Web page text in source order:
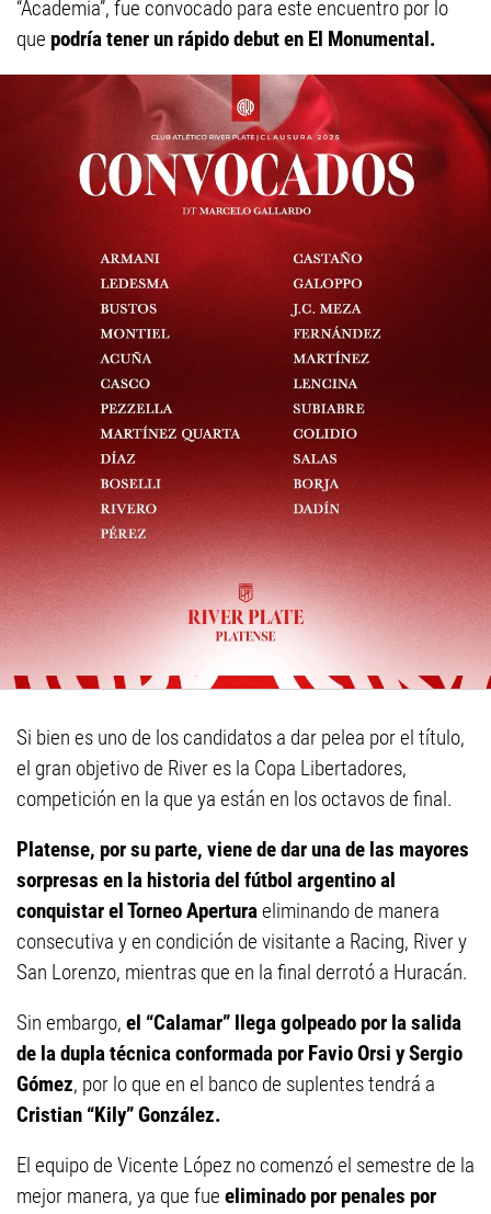
“Academia”, fue convocado para este encuentro por lo
que podría tener un rápido debut en El Monumental.
Si bien es uno de los candidatos a dar pelea por el título,
el gran objetivo de River es la Copa Libertadores,
competición en la que ya están en los octavos de final.
Platense, por su parte, viene de dar una de las mayores
sorpresas en la historia del fútbol argentino al
conquistar el Torneo Aperturaeliminando de manera
consecutiva y en condición de visitante a Racing, River y
San Lorenzo, mientras que en la final derrotó a Huracán.
Sin embargo, el “Calamar” llega golpeado por la salida
de la dupla técnica conformada por Favio Orsi y Sergio
Gómez, por lo que en el banco de suplentes tendrá a
Cristian “Kily” González.
El equipo de Vicente López no comenzó el semestre de la
mejor manera, ya que fue eliminado por penales por